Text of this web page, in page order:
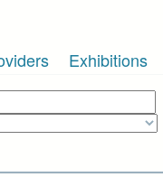
Exhibitions